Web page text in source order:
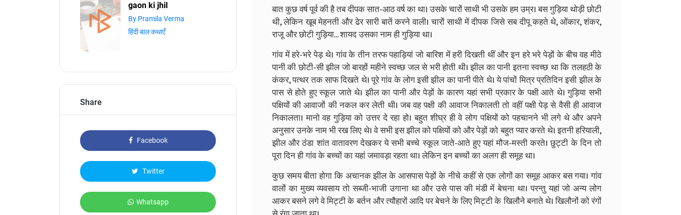
gaon ki jhil
By Pramila Verma
हिंदी बाल कथाएँ
Share
Facebook
Twitter
Whatsapp
बात कुछ वर्ष पूर्व की है तब दीपक सात-आठ वर्ष का था। उसके चारों साथी भी उसके हम उम्र। बस गुड़िया थोड़ी छोटी
थी, लेकिन खूब मेहनती और ढेर सारी बातें करने वाली। चारों साथी में दीपक जिसे सब दीपू कहते थे, ओंकार, शंकर,
राजू और छोटी गुड़िया... शायद उसका नाम ही गुड़िया था।
गांव में हरे-भरे पेड़ थे। गांव के तीन तरफ पहाड़ियां जो बारिश में हरी दिखती थीं और इन हरे भरे पेड़ों के बीच वह मीठे
पानी की छोटी-सी झील जो बारहों महीने स्वच्छ जल से भरी होती थी। झील का पानी इतना स्वच्छ था कि तलहठी के
कंकर, पत्थर तक साफ दिखते थे। पूरे गांव के लोग इसी झील का पानी पीते थे। ये पांचों मित्र प्रतिदिन इसी झील के
पास से होते हुए स्कूल जाते थे। झील का पानी और पेड़ों के कारण यहां सभी प्रकार के पक्षी आते थे। गुड़िया सभी
पक्षियों की आवाजों की नकल कर लेती थी। जब वह पक्षी की आवाज निकालती तो वहीं पक्षी पेड़ से वैसी ही आवाज
निकालता। मानो वह गुड़िया को उत्तर दे रहा हो। बहुत शीघ्र ही वे लोग पक्षियों को पहचानने भी लगे थे और अपने
अनुसार उनके नाम भी रख लिए थे। वे सभी इस झील को पक्षियों को और पेड़ों को बहुत प्यार करते थे। इतनी हरियाली,
झील और ठंडा शांत वातावरण देखकर ये सभी बच्चे स्कूल जाते-आते हुए यहां मौज-मस्ती करते। छुट्टी के दिन तो
पूरा दिन ही गांव के बच्चों का यहां जमावड़ा रहता था। लेकिन इन बच्चों का अलग ही समूह था।
कुछ समय बीता होगा कि अचानक झील के आसपास पेड़ों के नीचे कहीं से एक लोगों का समूह आकर बस गया। गांव
वालों का मुख्य व्यवसाय तो सब्जी-भाजी उगाना था और उसे पास की मंडी में बेचना था। परन्तु यहां जो अन्य लोग
आकर बसने लगे वे मिट्टी के बर्तन और त्यौहारों आदि पर बेचने के लिए मिट्टी के खिलौने बनाते थे। खिलौनों को रंगों